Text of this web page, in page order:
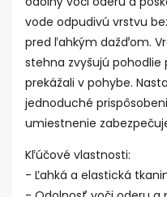
vode odpudivú vrstvu
pred ľahkým dažďom.
stehna zvyšujú pohodlie
prekážali v pohybe.
jednoduché
umiestnenie
Kľúčové vlastnosti:
- Ľahká a elastická